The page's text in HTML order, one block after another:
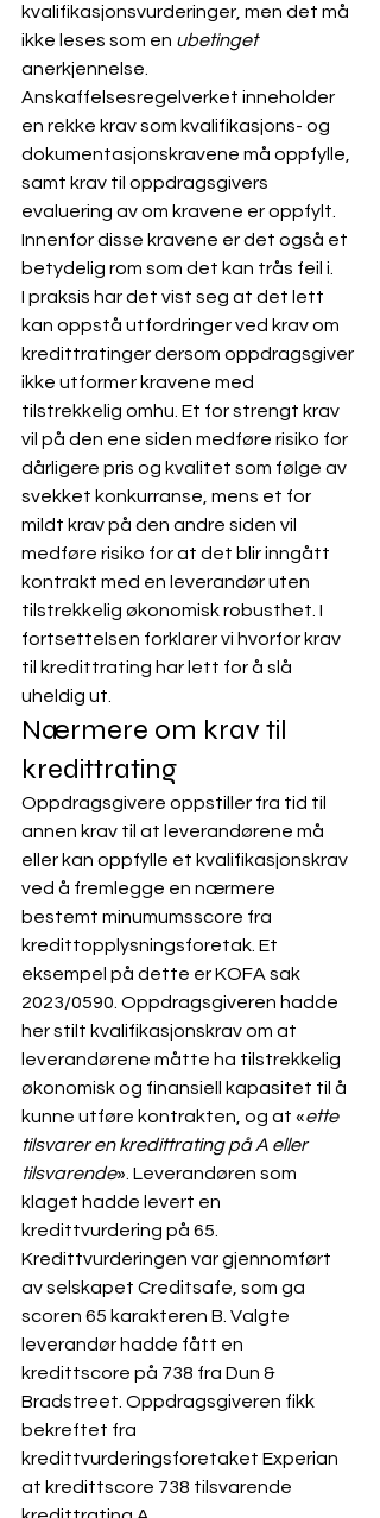
kvalifikasjonsvurderinger, men det må
ikke leses som en ubetinget
anerkjennelse.
Anskaffelsesregelverket inneholder
en rekke krav som kvalifikasjons- og
dokumentasjonskravene må oppfylle,
samt krav til oppdragsgivers
evaluering av om kravene er oppfylt.
Innenfor disse kravene er det også et
betydelig rom som det kan trås feil i.
I praksis har det vist seg at det lett
kan oppstå utfordringer ved krav om
kredittratinger dersom oppdragsgiver
ikke utformer kravene med
tilstrekkelig omhu. Et for strengt krav
vil på den ene siden medføre risiko for
dårligere pris og kvalitet som følge av
svekket konkurranse, mens et for
mildt krav på den andre siden vil
medføre risiko for at det blir inngått
kontrakt med en leverandør uten
tilstrekkelig økonomisk robusthet. I
fortsettelsen forklarer vi hvorfor krav
til kredittrating har lett for å slå
uheldig ut.
Nærmere om krav til
kredittrating
Oppdragsgivere oppstiller fra tid til
annen krav til at leverandørene må
eller kan oppfylle et kvalifikasjonskrav
ved å fremlegge en nærmere
bestemt minumumsscore fra
kredittopplysningsforetak. Et
eksempel på dette er KOFA sak
2023/0590. Oppdragsgiveren hadde
her stilt kvalifikasjonskrav om at
leverandørene måtte ha tilstrekkelig
økonomisk og finansiell kapasitet til å
kunne utføre kontrakten, og at «ette
tilsvarer en kredittrating på A eller
tilsvarende». Leverandøren som
klaget hadde levert en
kredittvurdering på 65.
Kredittvurderingen var gjennomført
av selskapet Creditsafe, som ga
scoren 65 karakteren B. Valgte
leverandør hadde fått en
kredittscore på 738 fra Dun &
Bradstreet. Oppdragsgiveren fikk
bekreftet fra
kredittvurderingsforetaket Experian
at kredittscore 738 tilsvarende